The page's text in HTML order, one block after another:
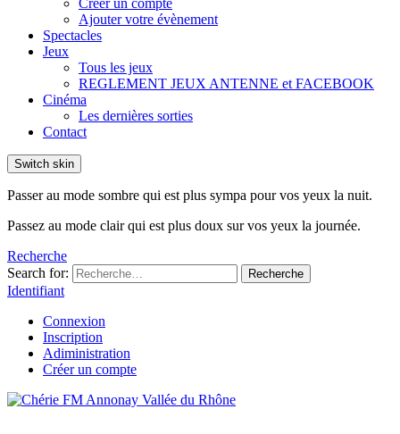
Créer un compte
Ajouter votre évènement
Spectacles
Jeux
Tous les jeux
REGLEMENT JEUX ANTENNE et FACEBOOK
Cinéma
Les dernières sorties
Contact
Switch skin
Passer au mode sombre qui est plus sympa pour vos yeux la nuit.
Passez au mode clair qui est plus doux sur vos yeux la journée.
Recherche
Search for:
Recherche
Identifiant
Connexion
Inscription
Adiministration
Créer un compte